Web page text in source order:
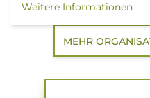
Weitere Informationen
MEHR